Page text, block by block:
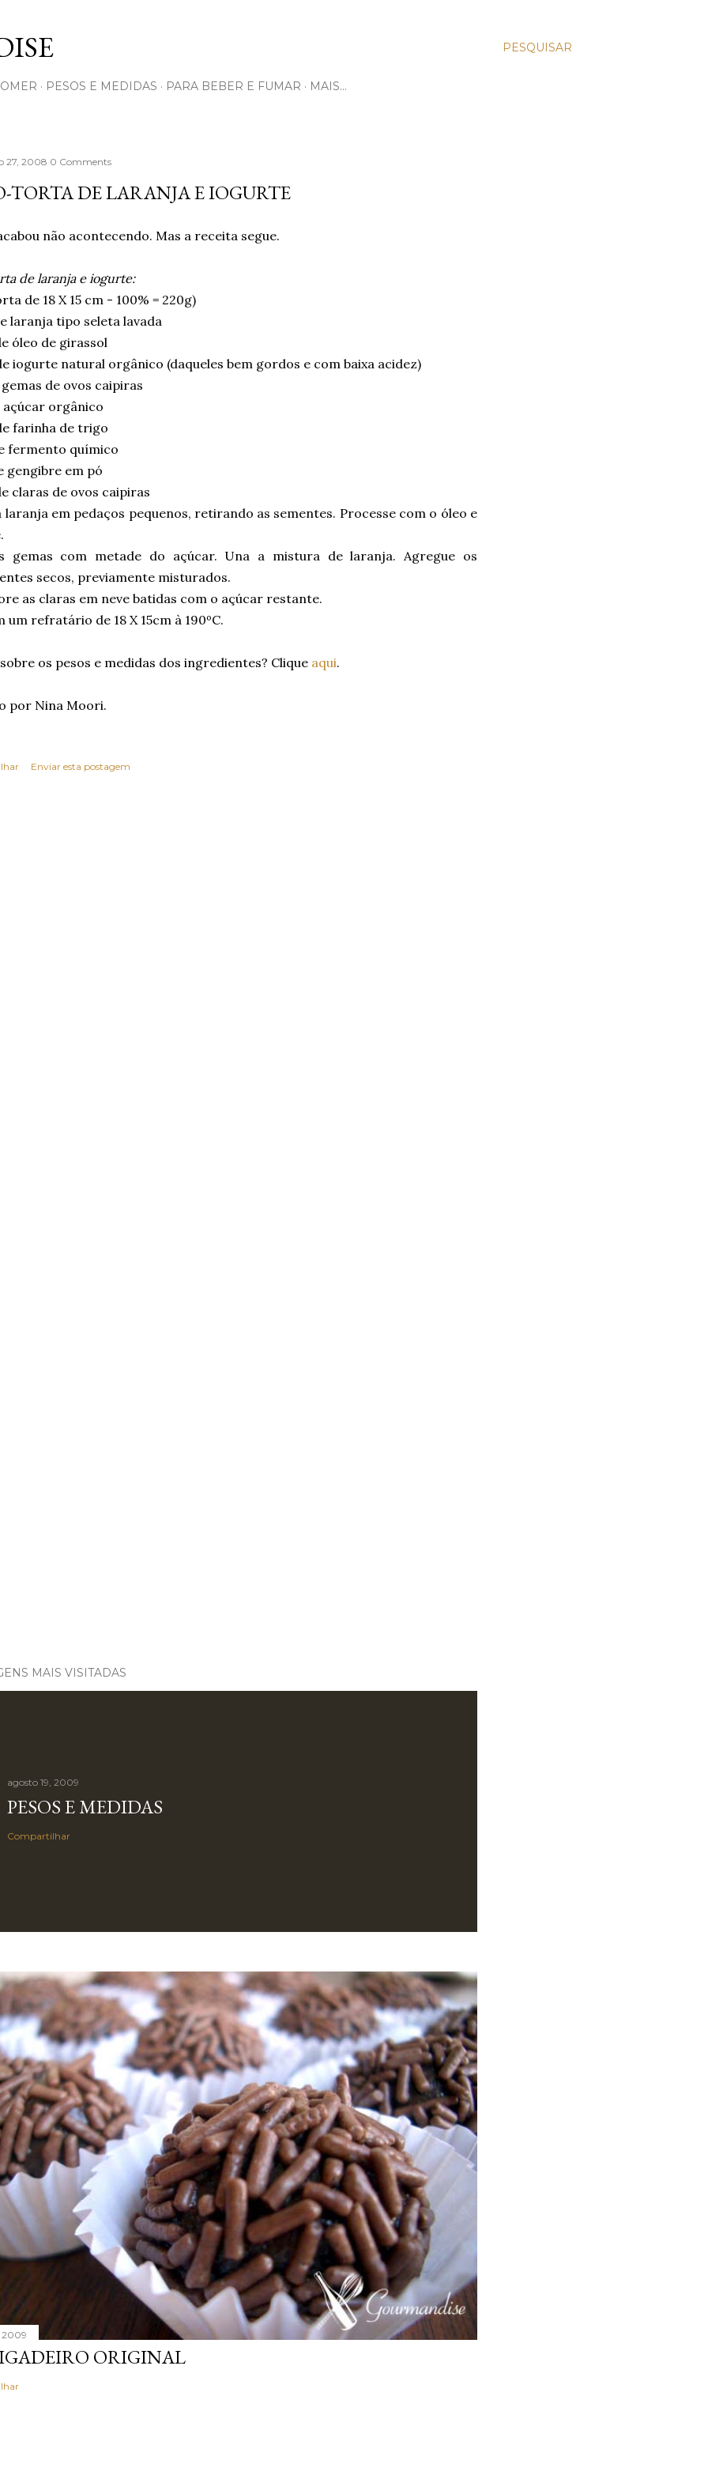
PESQUISAR
PESOS E MEDIDAS PARA BEBER E FUMAR MAIS…
27, 2008 0 Comments
TORTA DE LARANJA E IOGURTE
não acontecendo. Mas a receita segue.
de laranja e iogurte:
de 18 X 15 cm - 100% = 220g)
laranja tipo seleta lavada
óleo de girassol
iogurte natural orgânico (daqueles bem gordos e com baixa acidez)
gemas de ovos caipiras
açúcar orgânico
farinha de trigo
fermento químico
gengibre em pó
claras de ovos caipiras
laranja em pedaços pequenos, retirando as sementes. Processe com o óleo e
gemas com metade do açúcar. Una a mistura de laranja. Agregue os
secos, previamente misturados.
as claras em neve batidas com o açúcar restante.
um refratário de 18 X 15cm à 190ºC.
os pesos e medidas dos ingredientes? Clique aqui.
por Nina Moori.
Enviar esta postagem
MAIS VISITADAS
agosto 19, 2009
PESOS E MEDIDAS
Compartilhar
2009
ORIGINAL